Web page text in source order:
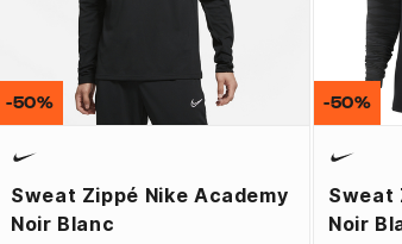
Sweat Zippé Nike Academy
Noir Blanc
-50%
Sweat
Noir
-50%